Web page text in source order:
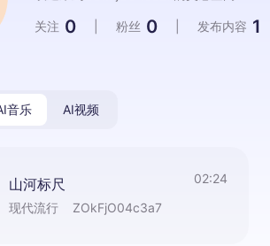
关注 0 粉丝 0 发布内容 1
音乐 AI视频
山河标尺
现代流行 ZOkFjO04c3a7
02:24